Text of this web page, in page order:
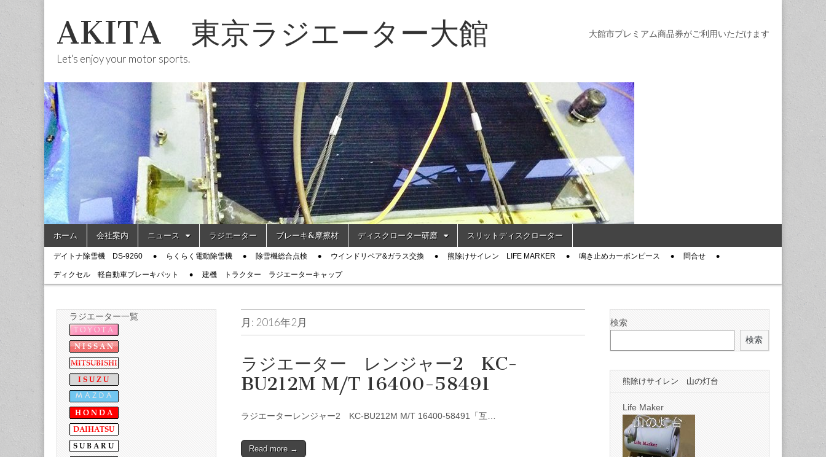
AKITA 東京ラジエーター大館
Let's enjoy your motor sports.
大館市プレミアム商品券がご利用いただけます
Main
menu
content
ホーム 会社案内 ニュース ラジエーター ブレーキ&摩擦材 ディスクローター研磨 スリットディスクローター
Sub
デイトナ除雪機 DS-9260 らくらく電動除雪機 除雪機総合点検 ウインドリペア&ガラス交換 熊除けサイレン LIFE MARKER 鳴き止めカーボンピース 問合せ
ディクセル 軽自動車ブレーキパット 建機 トラクター ラジエーターキャップ
月: 2016年2月
ラジエーター レンジャー2 KC-
BU212M M/T 16400-58491
ラジエーターレンジャー2 KC-BU212M M/T 16400-58491「互…
Read more →
ラジエーター一覧
検索
検索
熊除けサイレン 山の灯台
Life Maker